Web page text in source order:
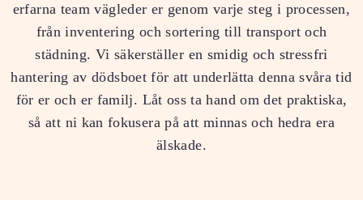
erfarna team vägleder er genom varje steg i processen,
från inventering och sortering till transport och
städning. Vi säkerställer en smidig och stressfri
hantering av dödsboet för att underlätta denna svåra tid
för er och er familj. Låt oss ta hand om det praktiska,
så att ni kan fokusera på att minnas och hedra era
älskade.